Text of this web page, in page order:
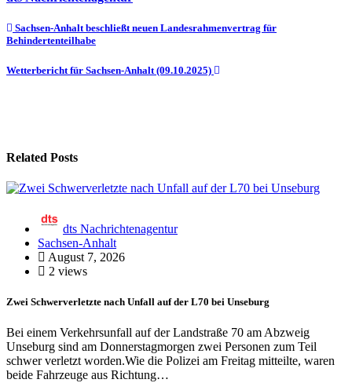
Beitragsnavigation
Sachsen-Anhalt beschließt neuen Landesrahmenvertrag für
Behindertenteilhabe
Wetterbericht für Sachsen-Anhalt (09.10.2025)
Related Posts
dts Nachrichtenagentur
Sachsen-Anhalt
August 7, 2026
2 views
Zwei Schwerverletzte nach Unfall auf der L70 bei Unseburg
Bei einem Verkehrsunfall auf der Landstraße 70 am Abzweig
Unseburg sind am Donnerstagmorgen zwei Personen zum Teil
schwer verletzt worden.Wie die Polizei am Freitag mitteilte, waren
beide Fahrzeuge aus Richtung…